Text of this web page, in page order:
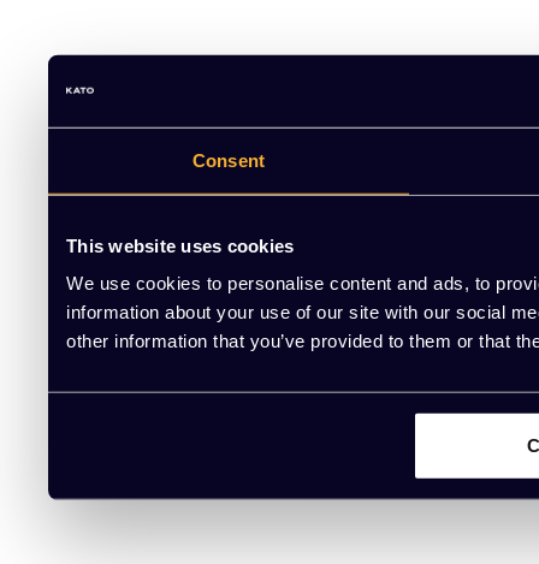
Consent
This website uses cookies
We use cookies to personalise content and ads, to
information about your use of our site with our social
other information that you’ve provided to them or that